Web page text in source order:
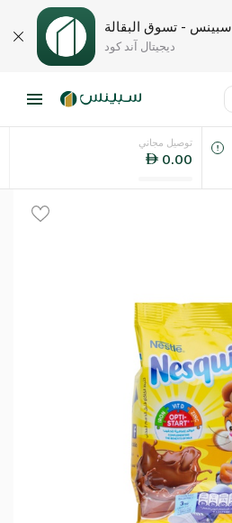
سبينس - تسوق البقالة
ديجيتال آند كود
اللغةتوصيل مجاني
0.00